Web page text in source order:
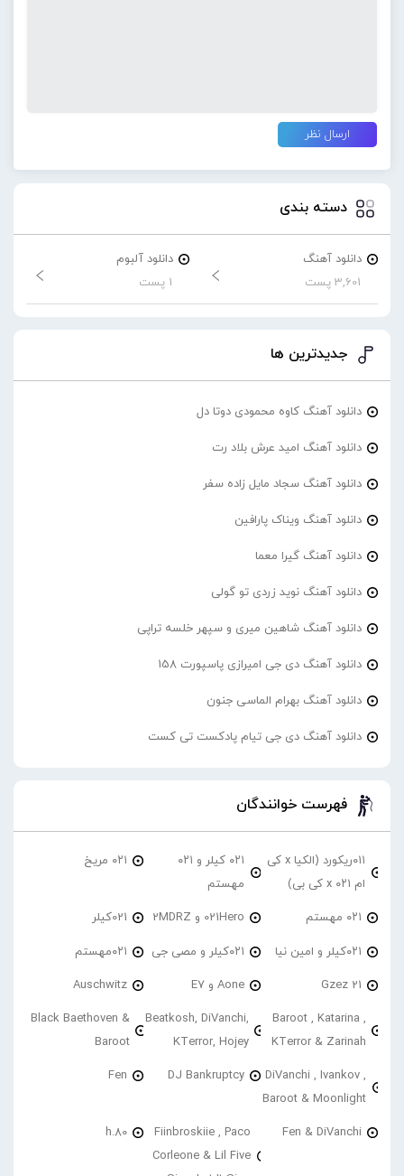
دسته بندی
دانلود آهنگ
3,601 پست
دانلود آلبوم
1 پست
جدیدترین ها
دانلود آهنگ کاوه محمودی دوتا دل
دانلود آهنگ امید عرش بلاد رت
دانلود آهنگ سجاد مایل زاده سفر
دانلود آهنگ ویناک پارافین
دانلود آهنگ گیرا معما
دانلود آهنگ نوید زردی تو گولی
دانلود آهنگ شاهین میری و سپهر خلسه تراپی
دانلود آهنگ دی جی امیرازی پاسپورت 158
دانلود آهنگ بهرام الماسی جنون
دانلود آهنگ دی جی تیام پادکست تی کست
فهرست خوانندگان
۰۱۱ریکورد (الکیا x کی
ام ۰۲۱ x کی بی)
۰۲۱ کیلر و ۰۲۱
مهستم
۰۲۱ مریخ
۰۲۱ مهستم 021Hero و 2MDRZ 021کیلر
۰۲۱کیلر و امین نیا ۰۲۱کیلر و مصی جی ۰۲۱مهستم
21 Gzez Aone و E7 Auschwitz
Baroot , Katarina ,
KTerror & Zarinah
Beatkosh, DiVanchi,
KTerror, Hojey
Black Baethoven &
Baroot
DiVanchi , Ivankov ,
Baroot & Moonlight
DJ Bankruptcy
Fen
Fen & DiVanchi
Fiinbroskiie , Paco
Corleone & Lil Five
h.80